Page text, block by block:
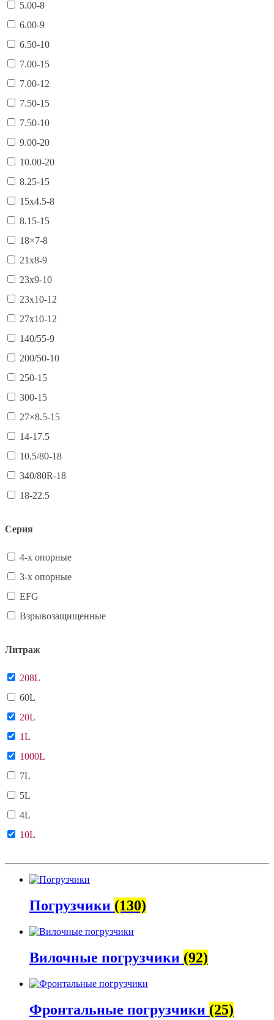
5.00-8
6.00-9
6.50-10
7.00-15
7.00-12
7.50-15
7.50-10
9.00-20
10.00-20
8.25-15
15х4.5-8
8.15-15
18×7-8
21х8-9
23х9-10
23х10-12
27х10-12
140/55-9
200/50-10
250-15
300-15
27×8.5-15
14-17.5
10.5/80-18
340/80R-18
18-22.5
Серия
4-х опорные
3-х опорные
EFG
Взрывозащищенные
Литраж
208L
60L
20L
1L
1000L
7L
5L
4L
10L
Погрузчики (130)
Вилочные погрузчики (92)
Фронтальные погрузчики (25)